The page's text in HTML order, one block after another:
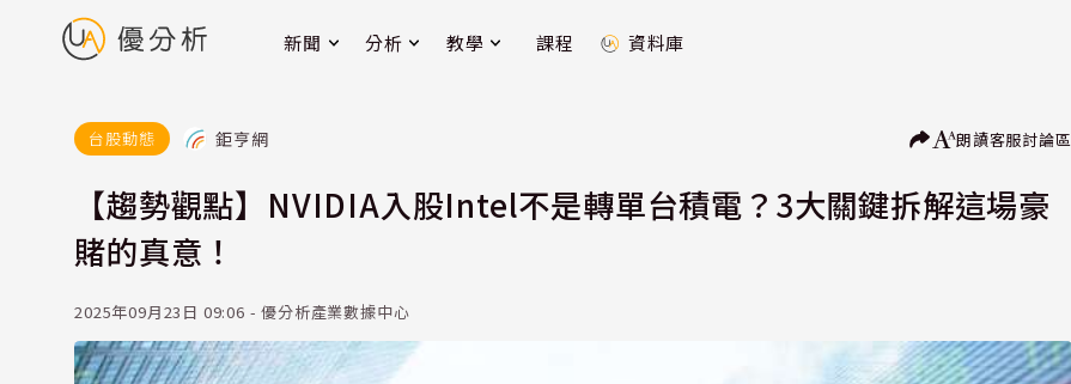
新聞 分析 教學 課程 資料庫
台股動態 鉅亨網 朗讀客服討論區
【趨勢觀點】NVIDIA入股Intel不是轉單台積電？3大關鍵拆解這場豪
賭的真意！
2025年09月23日 09:06 - 優分析產業數據中心